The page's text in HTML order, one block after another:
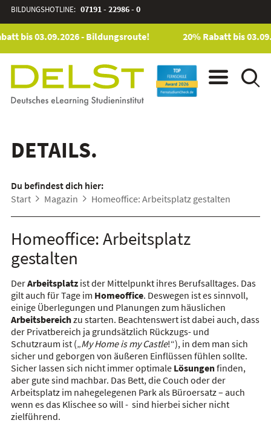
BILDUNGSHOTLINE: 07191 - 22986 - 0
bis 03.09.2026 - Bildungsroute! 20% Rabatt bis
DETAILS.
Du befindest dich hier:
Start
Magazin Homeoffice: Arbeitsplatz gestalten
Homeoffice: Arbeitsplatz
gestalten
DerArbeitsplatzist der Mittelpunkt ihres Berufsalltages. Das
gilt auch für Tage im Homeoffice. Deswegen ist es sinnvoll,
einige Überlegungen und Planungen zum häuslichen
Arbeitsbereichzu starten. Beachtenswert ist dabei auch, dass
der Privatbereich ja grundsätzlich Rückzugs- und
Schutzraum ist („My Home is my Castle!“), in dem man sich
sicher und geborgen von äußeren Einflüssen fühlen sollte.
Sicher lassen sich nicht immer optimale Lösungenfinden,
aber gute sind machbar. Das Bett, die Couch oder der
Arbeitsplatz im nahegelegenen Park als Büroersatz – auch
wenn es das Klischee so will - sind hierbei sicher nicht
zielführend.